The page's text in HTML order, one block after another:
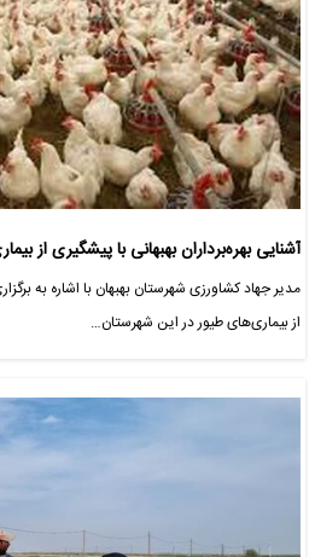
آشنایی بهره‌برداران بهبهانی با پیشگیری از بیماری‌های عفونی طیور
مدیر جهاد کشاورزی شهرستان بهبهان با اشاره به
از بیماری‌های طیور در این شهرستان…